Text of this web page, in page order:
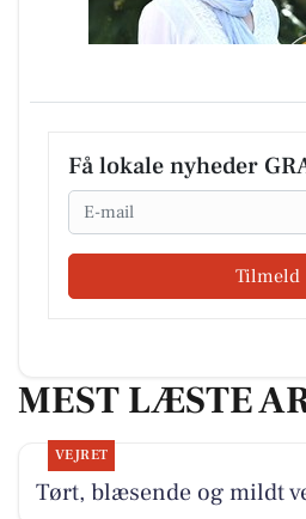
Få lokale nyheder
Email
Tilmeld
MEST LÆSTE
VEJRET
Tørt, blæsende og mildt